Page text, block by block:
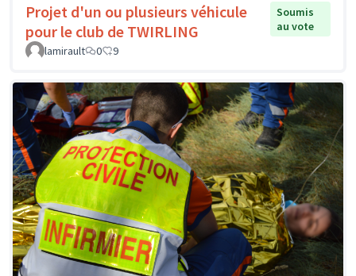
Projet d'un ou plusieurs véhicule
pour le club de TWIRLING
Soumis
au vote
lamirault
0 9